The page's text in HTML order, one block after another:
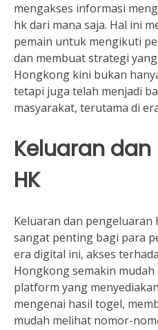
mengakses informasi
hk dari mana saja. Hal ini
pemain untuk mengikuti
dan membuat strategi
Hongkong kini bukan
tetapi juga telah menjadi
masyarakat, terutama di
Keluaran
HK
Keluaran dan pengeluaran
sangat penting bagi para
era digital ini, akses
Hongkong semakin mudah
platform yang
mengenai hasil togel,
mudah melihat nomor-